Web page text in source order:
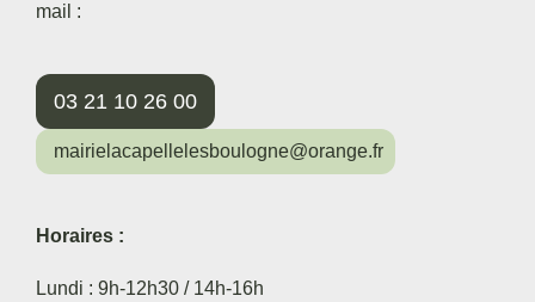
mail :
03 21 10 26 00
mairielacapellelesboulogne@orange.fr
Horaires :
Lundi : 9h-12h30 / 14h-16h